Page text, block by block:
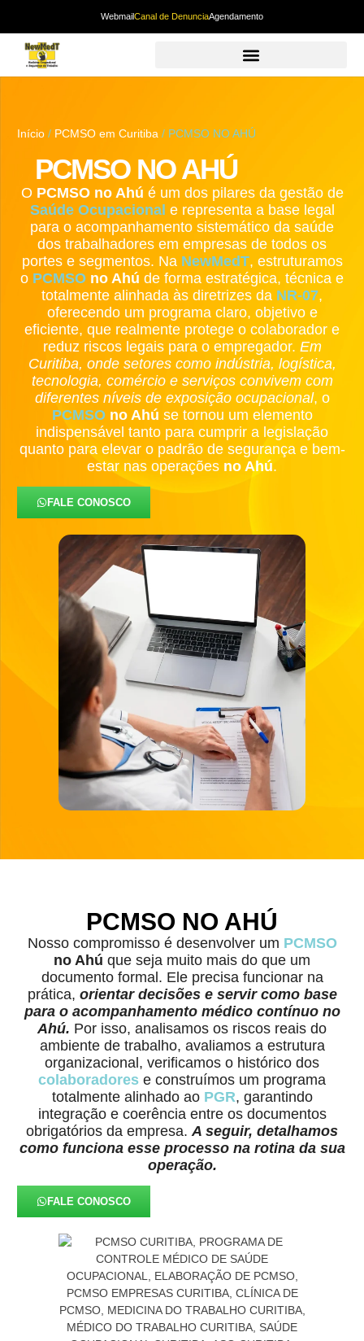
WebmailCanal de DenunciaAgendamento
Início / PCMSO em Curitiba / PCMSO NO AHÚ
PCMSO NO AHÚ
O PCMSO no Ahú é um dos pilares da gestão de
Saúde Ocupacional e representa a base legal
para o acompanhamento sistemático da saúde
dos trabalhadores em empresas de todos os
portes e segmentos. Na NewMedT, estruturamos
o PCMSO no Ahú de forma estratégica, técnica e
totalmente alinhada às diretrizes da NR-07,
oferecendo um programa claro, objetivo e
eficiente, que realmente protege o colaborador e
reduz riscos legais para o empregador. Em
Curitiba, onde setores como indústria, logística,
tecnologia, comércio e serviços convivem com
diferentes níveis de exposição ocupacional, o
PCMSO no Ahú se tornou um elemento
indispensável tanto para cumprir a legislação
quanto para elevar o padrão de segurança e bem-
estar nas operações no Ahú.
FALE CONOSCO
PCMSO NO AHÚ
Nosso compromisso é desenvolver um PCMSO
no Ahú que seja muito mais do que um
documento formal. Ele precisa funcionar na
prática, orientar decisões e servir como base
para o acompanhamento médico contínuo no
Ahú. Por isso, analisamos os riscos reais do
ambiente de trabalho, avaliamos a estrutura
organizacional, verificamos o histórico dos
colaboradores e construímos um programa
totalmente alinhado ao PGR, garantindo
integração e coerência entre os documentos
obrigatórios da empresa. A seguir, detalhamos
como funciona esse processo na rotina da sua
operação.
FALE CONOSCO